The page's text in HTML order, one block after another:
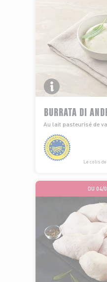
BURRATA DI
Au lait pasteurisé de
Le colis
DU 04/